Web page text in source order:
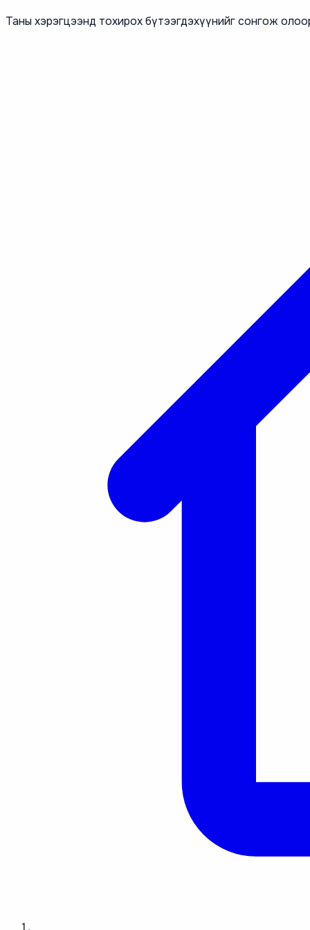
Таны хэрэгцээнд тохирох бүтээгдэхүүнийг сонгож